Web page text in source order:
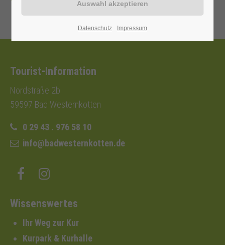
Tourist-Information
Nordstraße 2b
59597 Bad Westernkotten
0 29 43 . 976 58 10
info@badwesternkotten.de
Wissenswertes
Ihr Weg zur Kur
Kurpark & Kurhalle
Datenschutz Impressum